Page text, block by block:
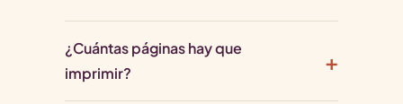
¿Cuántas páginas hay que
imprimir?